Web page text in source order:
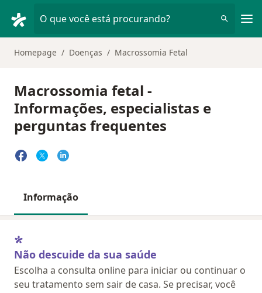
O que você está procurando?
Homepage Doenças Macrossomia Fetal
Macrossomia fetal -
Informações, especialistas e
perguntas frequentes
Informação
Não descuide da sua saúde
Escolha a consulta online para iniciar ou continuar o
seu tratamento sem sair de casa. Se precisar, você